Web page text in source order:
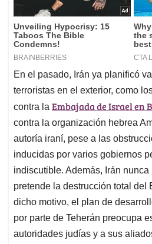
En el pasado, Irán ya planificó
terroristas en el exterior, como
contra la Embajada de Israel en
contra la organización hebrea
autoría iraní, pese a las
inducidas por varios gobiernos
indiscutible. Además, Irán
pretende la destrucción total del
dicho motivo, el plan de
por parte de Teherán preocupa
autoridades judías y a sus